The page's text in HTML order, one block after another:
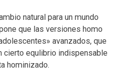
natural para un mundo
que las versiones homo
avanzados, que
cierto equlibrio indispensable
hominizado.